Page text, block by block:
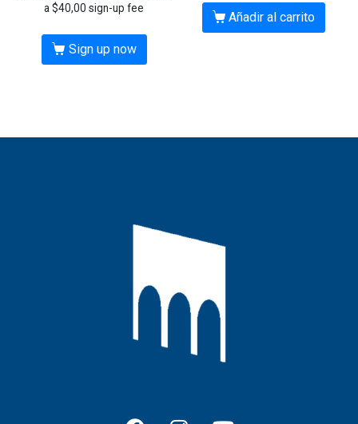
a$40,00 sign-up fee
Sign up now
Añadir al carrito